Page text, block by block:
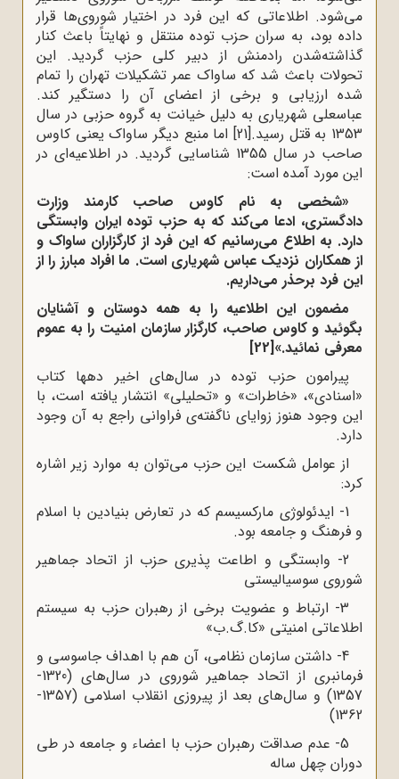
می‌شود. اطلاعاتی که این فرد در اختیار شوروی‌ها قرار
داده بود، به سران حزب توده منتقل و نهایتاً باعث کنار
گذاشته‌شدن رادمنش از دبیر کلی حزب گردید. این
تحولات باعث شد که ساواک عمر تشکیلات تهران را تمام
شده ارزیابی و برخی از اعضای آن را دستگیر کند.
عباسعلی شهریاری به دلیل خیانت به گروه حزبی در سال
1353 به قتل رسید.
[21] اما منبع دیگر ساواک یعنی کاوس
صاحب در سال 1355 شناسایی گردید. در اطلاعیه‌ای در
این مورد آمده است:
«شخصی به نام کاوس صاحب کارمند وزارت
دادگستری، ادعا می‌کند که به حزب توده ایران وابستگی
دارد. به اطلاع می‌رسانیم که این فرد از کارگزاران ساواک و
از همکاران نزدیک عباس شهریاری است. ما افراد مبارز را از
این فرد برحذر می‌داریم.
مضمون این اطلاعیه را به همه دوستان و آشنایان
بگوئید و کاوس صاحب، کارگزار سازمان امنیت را به عموم
معرفی نمائید.»[22]
پیرامون حزب توده در سال‌های اخیر دهها کتاب
«اسنادی»، «خاطرات» و «تحلیلی» انتشار یافته است، با
این وجود هنوز زوایای ناگفته‌ی فراوانی راجع به آن وجود
دارد.
از عوامل شکست این حزب می‌توان به موارد زیر اشاره
کرد:
1- ایدئولوژی مارکسیسم که در تعارض بنیادین با اسلام
و فرهنگ و جامعه بود.
2- وابستگی و اطاعت پذیری حزب از اتحاد جماهیر
شوروی سوسیالیستی
3- ارتباط و عضویت برخی از رهبران حزب به سیستم
اطلاعاتی امنیتی «کا.گ.ب»
4- داشتن سازمان نظامی، آن هم با اهداف جاسوسی و
فرمانبری از اتحاد جماهیر شوروی در سال‌های (1320-
1357) و سال‌های بعد از پیروزی انقلاب اسلامی (1357-
1362)
5- عدم صداقت رهبران حزب با اعضاء و جامعه در طی
دوران چهل ساله